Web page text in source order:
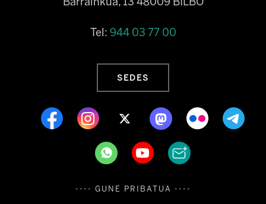
Tel: 944 03 77 00
SEDES
---- GUNE PRIBATUA ----